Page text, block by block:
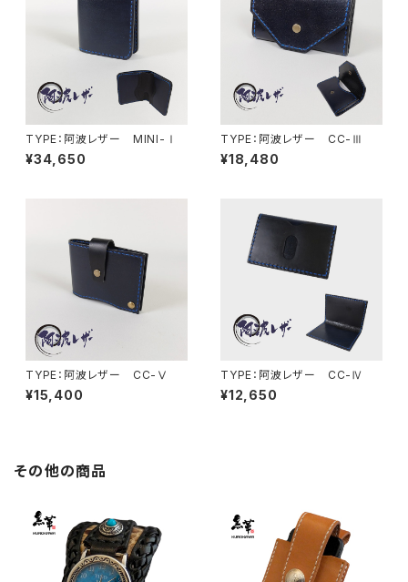
TYPE：阿波レザー MINI-Ⅰ
¥34,650
TYPE：阿波レザー CC-Ⅲ
¥18,480
TYPE：阿波レザー CC-Ⅴ
¥15,400
TYPE：阿波レザー CC-Ⅳ
¥12,650
その他の商品